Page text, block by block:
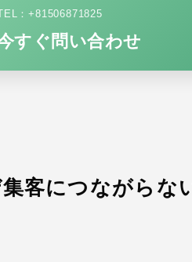
：+81506871825
すぐ問い合わせ
客につながらな